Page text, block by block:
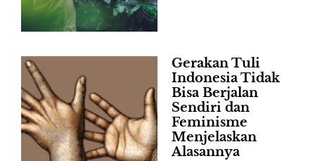
Gerakan Tuli
Indonesia Tidak
Bisa Berjalan
Sendiri dan
Feminisme
Menjelaskan
Alasannya